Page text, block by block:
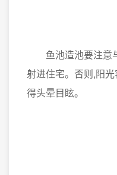
鱼池造池要注意
射进住宅。否则,阳
得头晕目眩。